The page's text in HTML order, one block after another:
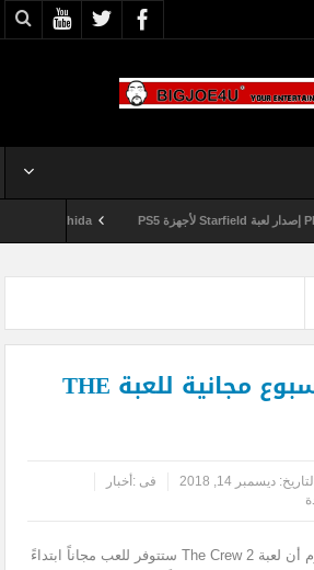
Shuhei Yoshida سيتقاعد من شركة Sony في يناير المقبل
عطلة نهاية أسبوع مجانية للعبة THE
التاريخ:ديسمبر 14, 2018 فى : أخبار
أعلنت شركة Ubisoft اليوم أن لعبة The Crew 2 ستتوفر للعب مجاناً ابتداءً